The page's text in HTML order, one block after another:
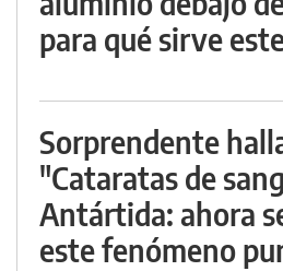
para qué sirve
Sorprendente
"Cataratas de
Antártida: ahora
este fenómeno